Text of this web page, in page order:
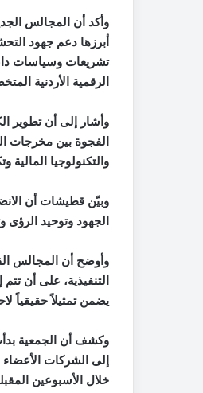
وأكد أن المجالس
أبرزها دعم جهود
تشريعات وسياسات
الرقمية الأردنية
وأشار إلى أن تطوير
الفجوة بين مخرجات
والتكنولوجيا المالية
وبيّن قطيشات أن
الجهود وتوحيد
وأوضح أن المجالس
التنفيذية، على أن
يضمن تمثيلاً حقيقياً
وكشف أن الجمعية
إلى الشركات الأعضاء
خلال الأسبوعين